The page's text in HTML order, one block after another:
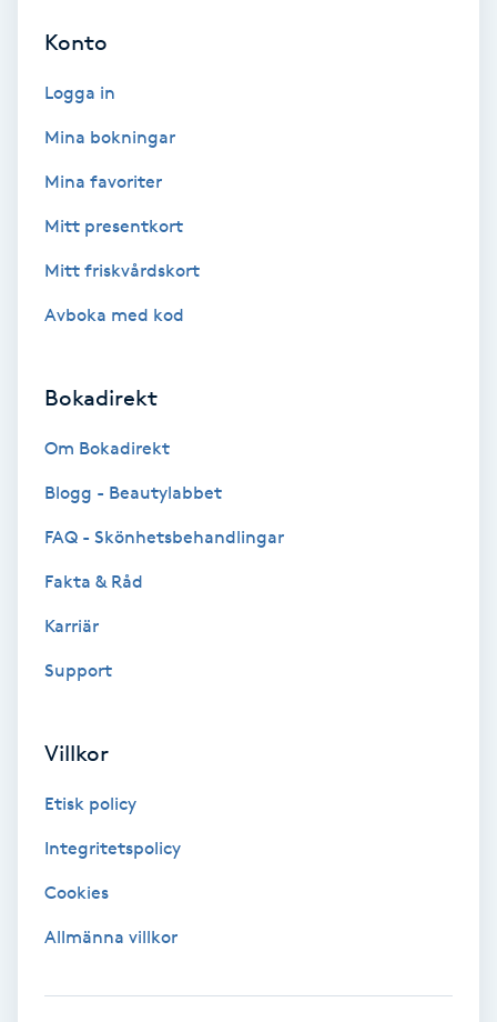
Nagelförlängning akryl
Nagelförlängning gelé
Nagelförlängning silke
Nagelklippning
Nagelsvamp
Nagelvård
Naprapati
NBE-massage
Konto
Logga in
Mina bokningar
Mina favoriter
Mitt presentkort
Mitt friskvårdskort
Avboka med kod
Bokadirekt
Om Bokadirekt
Blogg - Beautylabbet
FAQ - Skönhetsbehandlingar
Fakta & Råd
Karriär
Support
Villkor
Etisk policy
Integritetspolicy
Cookies
Allmänna villkor